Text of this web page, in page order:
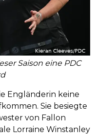
Saison eine PDC
Engländerin keine
Sie besiegte
von Fallon
Lorraine Winstanley